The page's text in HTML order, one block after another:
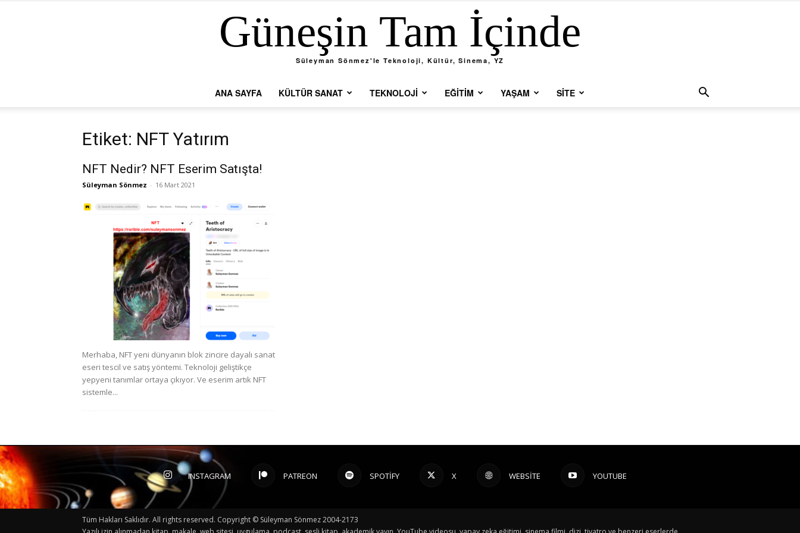
Güneşin Tam İçinde
Süleyman Sönmez'le Teknoloji, Kültür, Sinema, YZ
ANA SAYFA KÜLTÜR SANAT TEKNOLOJI EĞITIM YAŞAM SİTE
Etiket: NFT Yatırım
NFT Nedir? NFT Eserim Satışta!
Süleyman Sönmez - 16 Mart 2021
Merhaba, NFT yeni dünyanın blok zincire dayalı sanat
eseri tescil ve satış yöntemi. Teknoloji geliştikçe
yepyeni tanımlar ortaya çıkıyor. Ve eserim artık NFT
sistemle...
INSTAGRAM PATREON SPOTIFY X WEBSITE YOUTUBE
Tüm Hakları Saklıdır. All rights reserved. Copyright © Süleyman Sönmez 2004-2173